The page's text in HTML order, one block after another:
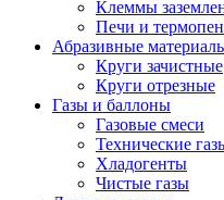
Клеммы
Печи и
Абразивные
Круги зачистные
Круги отрезные
Газы и баллоны
Газовые смеси
Технические
Хладогенты
Чистые газы